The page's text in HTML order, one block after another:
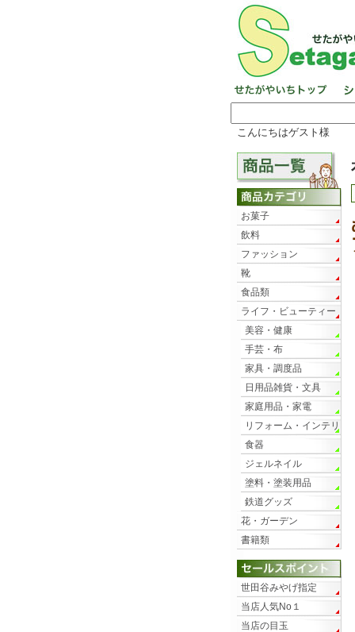
こんにちはゲスト様
お菓子
飲料
ファッション
靴
食品類
ライフ・ビューティー
美容・健康
手芸・布
家具・調度品
日用品雑貨・文具
家庭用品・家電
リフォーム・インテリ
ア
食器
ジェルネイル
塗料・塗装用品
鉄道グッズ
花・ガーデン
書籍類
世田谷みやげ指定
当店人気No１
当店の目玉